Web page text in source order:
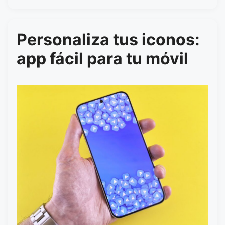
Personaliza tus iconos:
app fácil para tu móvil